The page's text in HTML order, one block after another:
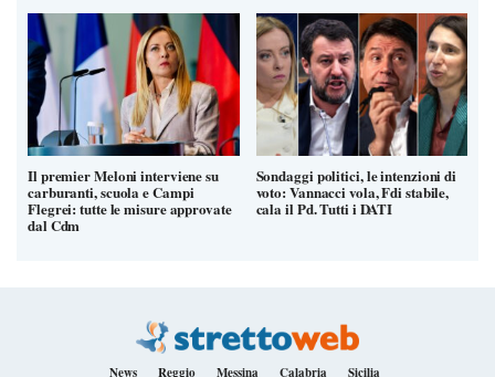
Il premier Meloni interviene su
carburanti, scuola e Campi
Flegrei: tutte le misure approvate
dal Cdm
Sondaggi politici, le intenzioni di
voto: Vannacci vola, Fdi stabile,
cala il Pd. Tutti i DATI
News Reggio Messina Calabria Sicilia